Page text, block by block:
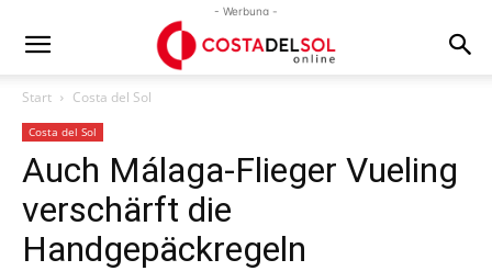
- Werbung -
Start Costa del Sol
Costa del Sol
Auch Málaga-Flieger Vueling
verschärft die
Handgepäckregeln